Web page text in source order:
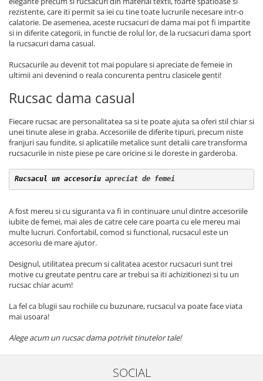
rezistente, care iti permit sa iei cu tine toate lucrurile necesare intr-o
calatorie. De asemenea, aceste rucsacuri de dama mai pot fi impartite
si in diferite categorii, in functie de rolul lor, de la rucsacuri dama sport
la rucsacuri dama casual.
Rucsacurile au devenit tot mai populare si apreciate de femeie in
ultimii ani devenind o reala concurenta pentru clasicele genti!
Rucsac dama casual
Fiecare rucsac are personalitatea sa si te poate ajuta sa oferi stil chiar si
unei tinute alese in graba. Accesoriile de diferite tipuri, precum niste
franjuri sau fundite, si aplicatiile metalice sunt detalii care transforma
rucsacurile in niste piese pe care oricine si le doreste in garderoba.
Rucsacul un accesoriu apreciat de femei
A fost mereu si cu siguranta va fi in continuare unul dintre accesoriile
iubite de femei, mai ales de catre cele care poarta cu ele mereu mai
multe lucruri. Confortabil, comod si functional, rucsacul este un
accesoriu de mare ajutor.
Designul, utilitatea precum si calitatea acestor rucsacuri sunt trei
motive cu greutate pentru care ar trebui sa iti achizitionezi si tu un
rucsac chiar acum!
La fel ca blugii sau rochiile cu buzunare, rucsacul va poate face viata
mai usoara!
Alege acum un rucsac dama potrivit tinutelor tale!
SOCIAL